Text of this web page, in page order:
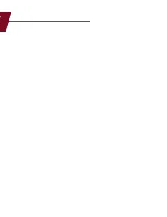
d’une trêve
espèrent qu’un